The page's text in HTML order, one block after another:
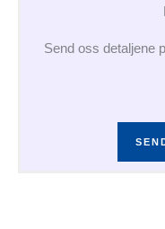
Send oss detaljene